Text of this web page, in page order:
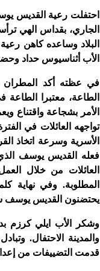
الجاري، بقداس الهي
البلاد وساعده كاهن
الأب أثناسيوس حداد
في عظته أكد
الطاعة، معتبرا الطاعة
الأمر بشجاعة واقتناع
تواجهه العائلات في
الأسرية وسرعة اتخاذ
فعله القديس يوسف
العائلات من خلال
المطلوبة. وفي نهاية
يحتضنون القديس يوسف
وشكر الأب ايلي كرزم
والمدينة الاحتفال.
قدمت التضييفات من